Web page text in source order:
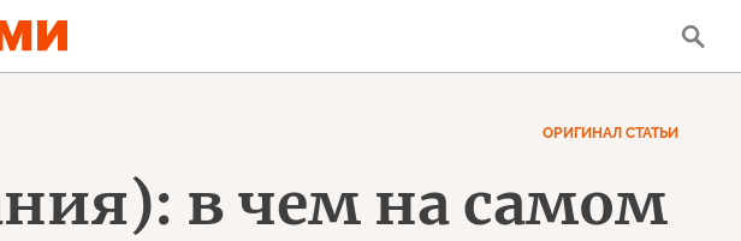
ОРИГИНАЛ СТАТЬИ
в чем на самом